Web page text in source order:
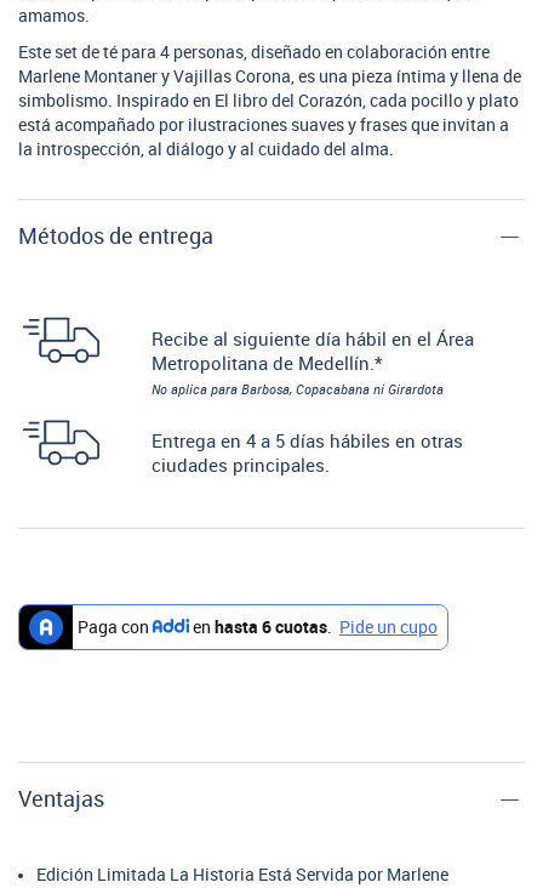
amamos.
Este set de té para 4 personas, diseñado en colaboración entre
Marlene Montaner y Vajillas Corona, es una pieza íntima y llena de
simbolismo. Inspirado en El libro del Corazón, cada pocillo y plato
está acompañado por ilustraciones suaves y frases que invitan a
la introspección, al diálogo y al cuidado del alma.
Métodos de entrega
Recibe al siguiente día hábil en el Área
Metropolitana de Medellín.*
No aplica para Barbosa, Copacabana ni Girardota
Entrega en 4 a 5 días hábiles en otras
ciudades principales.
Ventajas
Edición Limitada La Historia Está Servida por Marlene